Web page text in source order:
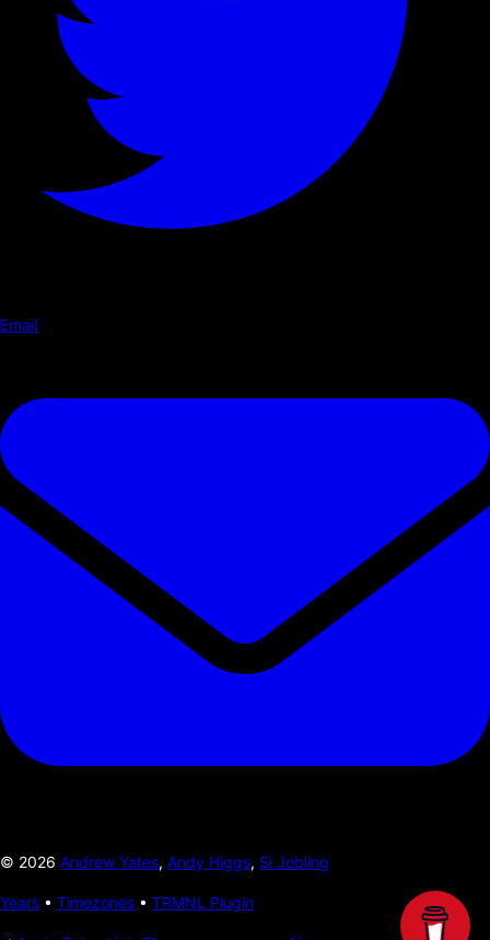
Email
© 2026 Andrew Yates, Andy Higgs, Si Jobling
Years • Timezones • TRMNL Plugin